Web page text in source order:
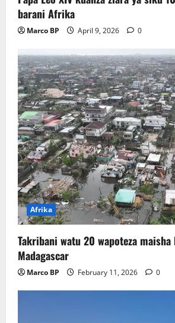
barani Afrika
Marco BP April 9, 2026 0
Afrika
Takribani watu 20 wapoteza
Madagascar
Marco BP February 11, 2026 0